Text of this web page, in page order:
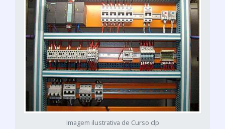
Imagem ilustrativa de Curso clp